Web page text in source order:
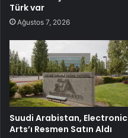
Türk var
Ağustos 7, 2026
Suudi Arabistan, Electronic
Arts’ı Resmen Satın Aldı